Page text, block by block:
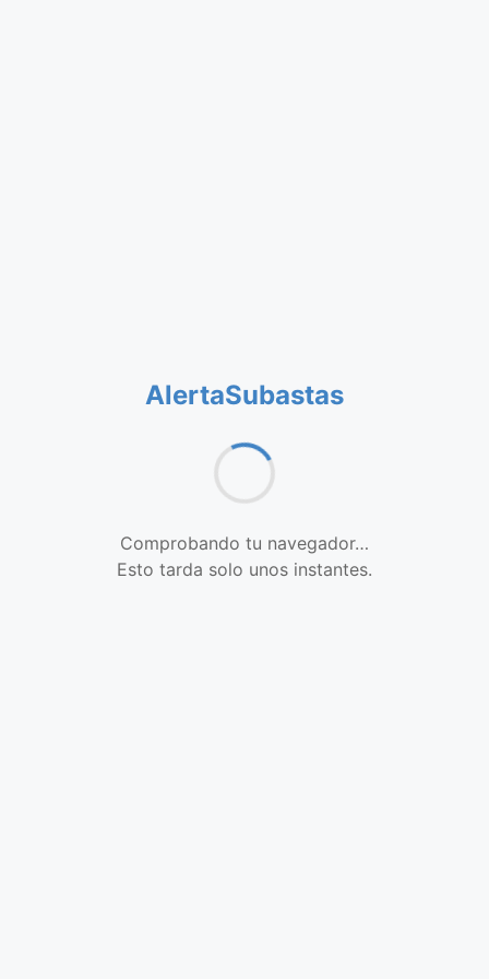
AlertaSubastas
Comprobando tu navegador…
Esto tarda solo unos instantes.